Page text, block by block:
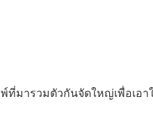
มารวมตัวกันจัดใหญ่เพื่อเอา